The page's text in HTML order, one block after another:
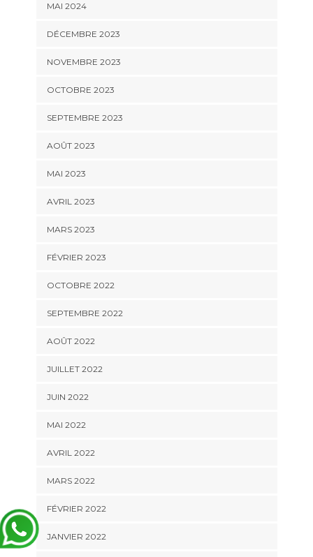
MAI 2024
DÉCEMBRE 2023
NOVEMBRE 2023
OCTOBRE 2023
SEPTEMBRE 2023
AOÛT 2023
MAI 2023
AVRIL 2023
MARS 2023
FÉVRIER 2023
OCTOBRE 2022
SEPTEMBRE 2022
AOÛT 2022
JUILLET 2022
JUIN 2022
MAI 2022
AVRIL 2022
MARS 2022
FÉVRIER 2022
JANVIER 2022